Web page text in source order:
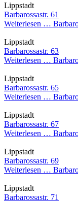
Lippstadt
Barbarossastr. 61
Weiterlesen …
Lippstadt
Barbarossastr. 63
Weiterlesen …
Lippstadt
Barbarossastr. 65
Weiterlesen …
Lippstadt
Barbarossastr. 67
Weiterlesen …
Lippstadt
Barbarossastr. 69
Weiterlesen …
Lippstadt
Barbarossastr. 71